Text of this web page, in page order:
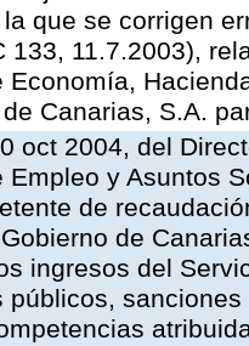
que se corrigen
133, 11.7.2003),
Economía,
Canarias, S.A.
oct 2004, del
Empleo y Asuntos
de
de
ingresos del
públicos,